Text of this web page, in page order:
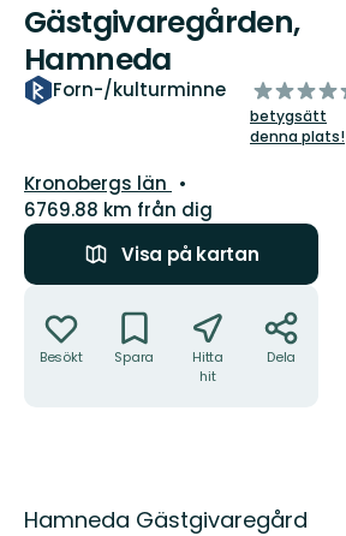
Gästgivaregården,
Hamneda
Forn-/kulturminne
av
5
stjärnor
betygsätt
denna plats!
Län:
Kronobergs län
6769.88 km från dig
Visa på kartan
Besökt Spara
Hitta
hit
Dela
Beskrivning
Hamneda Gästgivaregård